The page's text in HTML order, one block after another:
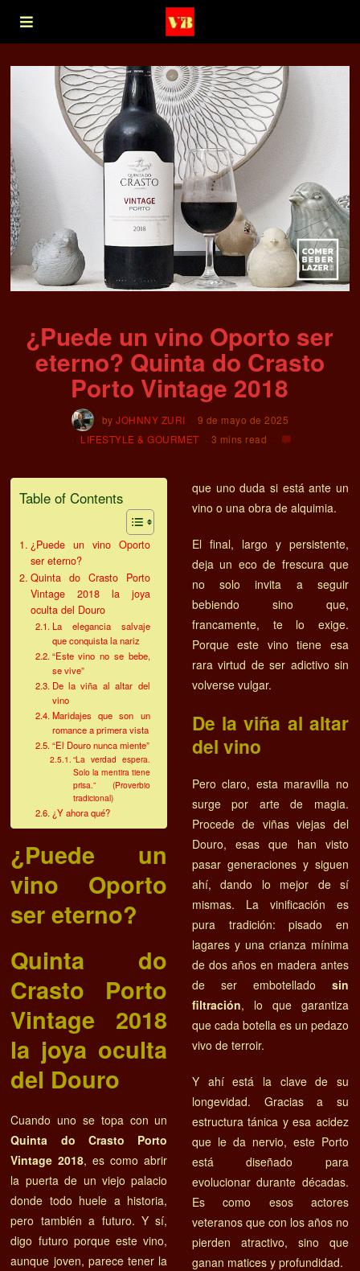
¿Puede un vino Oporto ser
eterno? Quinta do Crasto
Porto Vintage 2018
byJOHNNY ZURI
9 de mayo de 2025
LIFESTYLE & GOURMET
3 mins read
Table of Contents
¿Puede un vino Oporto
ser eterno?
Quinta do Crasto Porto
Vintage 2018 la joya
oculta del Douro
La elegancia salvaje
que conquista la nariz
“Este vino no se bebe,
se vive”
De la viña al altar del
vino
Maridajes que son un
romance a primera vista
“El Douro nunca miente”
“La verdad espera.
Solo la mentira tiene
prisa.” (Proverbio
tradicional)
¿Y ahora qué?
¿Puede un
vino Oporto
ser eterno?
Quinta do
Crasto Porto
Vintage 2018
la joya oculta
del Douro
Cuando uno se topa con un
Quinta do Crasto Porto
Vintage 2018, es como abrir
la puerta de un viejo palacio
donde todo huele a historia,
pero también a futuro. Y sí,
digo futuro porque este vino,
aunque joven, parece tener la
que uno duda si está ante un
vino o una obra de alquimia.
El final, largo y persistente,
deja un eco de frescura que
no solo invita a seguir
bebiendo sino que,
francamente, te lo exige.
Porque este vino tiene esa
rara virtud de ser adictivo sin
volverse vulgar.
De la viña al altar
del vino
Pero claro, esta maravilla no
surge por arte de magia.
Procede de viñas viejas del
Douro, esas que han visto
pasar generaciones y siguen
ahí, dando lo mejor de sí
mismas. La vinificación es
pura tradición: pisado en
lagares y una crianza mínima
de dos años en madera antes
de ser embotellado sin
filtración, lo que garantiza
que cada botella es un pedazo
vivo de terroir.
Y ahí está la clave de su
longevidad. Gracias a su
estructura tánica y esa acidez
que le da nervio, este Porto
está diseñado para
evolucionar durante décadas.
Es como esos actores
veteranos que con los años no
pierden atractivo, sino que
ganan matices y profundidad.